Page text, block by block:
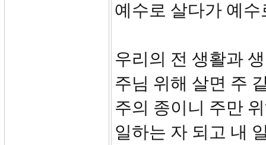
예수로 살다가 예수
우리의 전 생활과
주님 위해 살면 주
주의 종이니 주만
일하는 자 되고